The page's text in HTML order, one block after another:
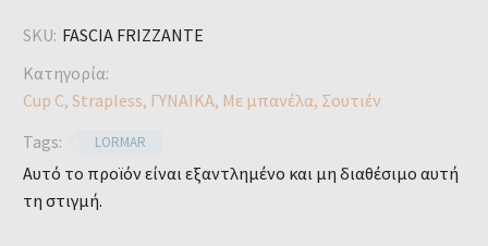
SKU: FASCIA FRIZZANTE
Κατηγορία:
Cup C, Strapless, ΓΥΝΑΙΚΑ, Με μπανέλα, Σουτιέν
Tags:
LORMAR
Αυτό το προϊόν είναι εξαντλημένο και μη διαθέσιμο αυτή
τη στιγμή.